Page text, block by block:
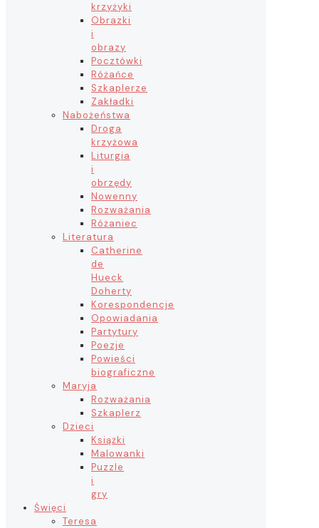
krzyżyki
Obrazki
i
obrazy
Pocztówki
Różańce
Szkaplerze
Zakładki
Nabożeństwa
Droga
krzyżowa
Liturgia
i
obrzędy
Nowenny
Rozważania
Różaniec
Literatura
Catherine
de
Hueck
Doherty
Korespondencje
Opowiadania
Partytury
Poezje
Powieści
biograficzne
Maryja
Rozważania
Szkaplerz
Dzieci
Książki
Malowanki
Puzzle
i
gry
Święci
Teresa